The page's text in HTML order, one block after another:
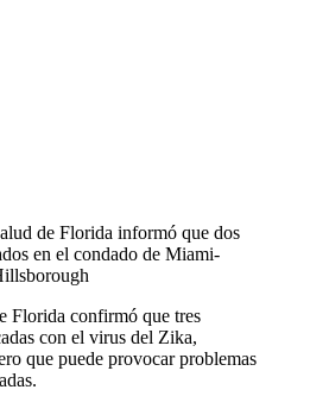
de Florida informó que dos
en el condado de Miami-
Florida confirmó que tres
con el virus del Zika,
que puede provocar problemas